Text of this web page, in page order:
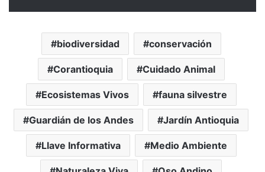
biodiversidad conservación
Corantioquia Cuidado Animal
Ecosistemas Vivos fauna silvestre
Guardián de los Andes Jardín Antioquia
Llave Informativa Medio Ambiente